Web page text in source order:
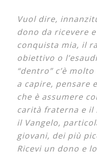
Vuol dire,
dono da ricevere
conquista mia, il
obiettivo o
“dentro” c’è
a capire, pensare
che è assumere
carità fraterna e il
il Vangelo,
giovani, dei più
Ricevi un dono e